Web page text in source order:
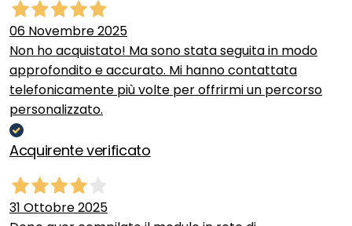
06 Novembre 2025
Non ho acquistato! Ma sono stata seguita in modo
approfondito e accurato. Mi hanno contattata
telefonicamente più volte per offrirmi un percorso
personalizzato.
Acquirente verificato
31 Ottobre 2025